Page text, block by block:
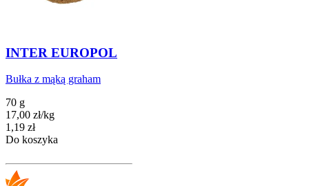
INTER EUROPOL
Bułka z mąką graham
70 g
17,00 zł/kg
Cena
1,19 zł
Do koszyka